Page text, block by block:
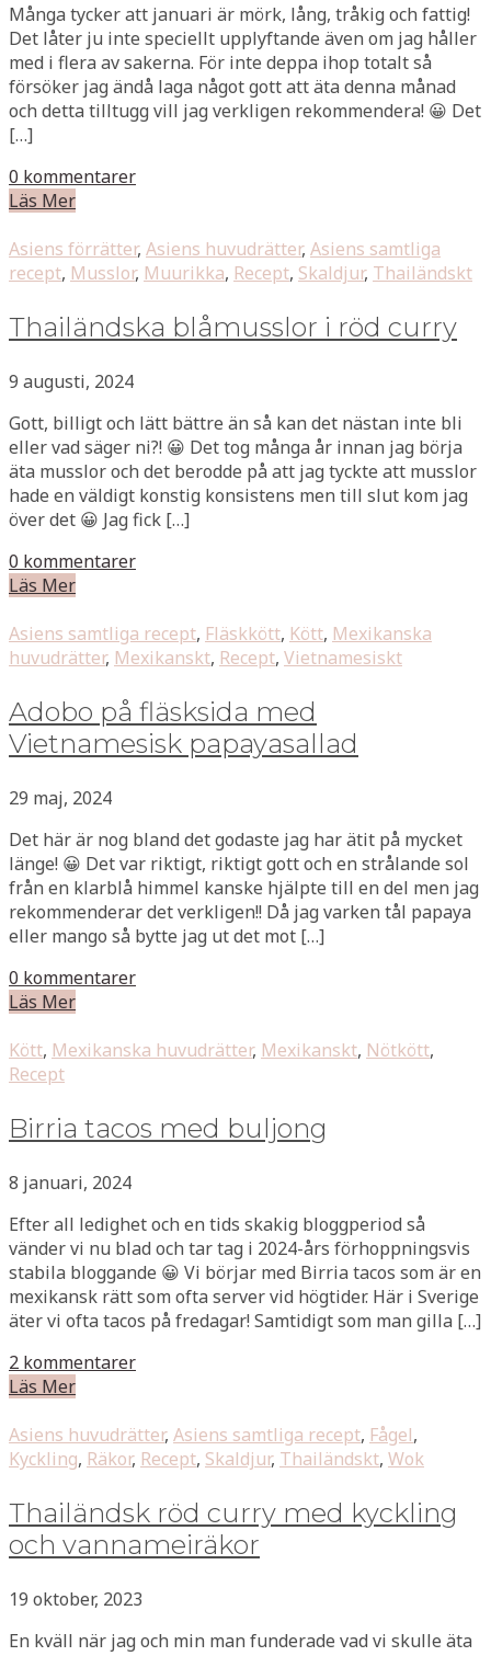
Många tycker att januari är mörk, lång, tråkig och fattig!
Det låter ju inte speciellt upplyftande även om jag håller
med i flera av sakerna. För inte deppa ihop totalt så
försöker jag ändå laga något gott att äta denna månad
och detta tilltugg vill jag verkligen rekommendera! 😀 Det
[…]
0 kommentarer
Läs Mer
Asiens förrätter, Asiens huvudrätter, Asiens samtliga
recept, Musslor, Muurikka, Recept, Skaldjur, Thailändskt
Thailändska blåmusslor i röd curry
9 augusti, 2024
Gott, billigt och lätt bättre än så kan det nästan inte bli
eller vad säger ni?! 😀 Det tog många år innan jag börja
äta musslor och det berodde på att jag tyckte att musslor
hade en väldigt konstig konsistens men till slut kom jag
över det 😀 Jag fick […]
0 kommentarer
Läs Mer
Asiens samtliga recept, Fläskkött, Kött, Mexikanska
huvudrätter, Mexikanskt, Recept, Vietnamesiskt
Adobo på fläsksida med
Vietnamesisk papayasallad
29 maj, 2024
Det här är nog bland det godaste jag har ätit på mycket
länge! 😀 Det var riktigt, riktigt gott och en strålande sol
från en klarblå himmel kanske hjälpte till en del men jag
rekommenderar det verkligen!! Då jag varken tål papaya
eller mango så bytte jag ut det mot […]
0 kommentarer
Läs Mer
Kött, Mexikanska huvudrätter, Mexikanskt, Nötkött,
Recept
Birria tacos med buljong
8 januari, 2024
Efter all ledighet och en tids skakig bloggperiod så
vänder vi nu blad och tar tag i 2024-års förhoppningsvis
stabila bloggande 😀 Vi börjar med Birria tacos som är en
mexikansk rätt som ofta server vid högtider. Här i Sverige
äter vi ofta tacos på fredagar! Samtidigt som man gilla […]
2 kommentarer
Läs Mer
Asiens huvudrätter, Asiens samtliga recept, Fågel,
Kyckling, Räkor, Recept, Skaldjur, Thailändskt, Wok
Thailändsk röd curry med kyckling
och vannameiräkor
19 oktober, 2023
En kväll när jag och min man funderade vad vi skulle äta